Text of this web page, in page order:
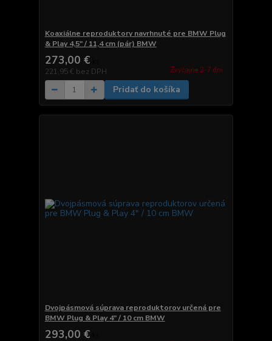
Koaxiálne reproduktory navrhnuté pre BMW Plug
& Play 4,5" / 11,4 cm (pár) BMW
273,00 €
221,95 € bez DPH Zvyčajne 2-7 dni.
Pridať do košíka
Dvojpásmová súprava reproduktorov určená pre
BMW Plug & Play 4" / 10 cm BMW
293,00 €